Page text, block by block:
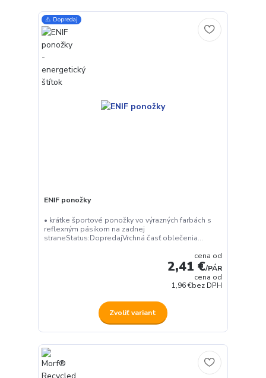
⚠️ Dopredaj
ENIF ponožky
• krátke športové ponožky vo výrazných farbách s
reflexným pásikom na zadnej
straneStatus:DopredajVrchná časť oblečenia...
cena od
2,41 €/PÁR
cena od
1,96 €bez DPH
Zvoliť variant